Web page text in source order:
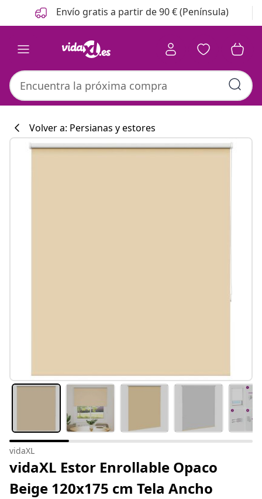
Anterior
Siguiente Envío gratis a partir de 90 € (Península)
Volver a: Persianas y estores
vidaXL
vidaXL Estor Enrollable Opaco
Beige 120x175 cm Tela Ancho